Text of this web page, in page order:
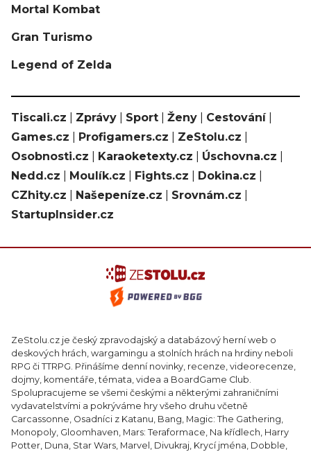
Mortal Kombat
Gran Turismo
Legend of Zelda
Tiscali.cz Zprávy Sport Ženy Cestování|
Games.cz
Profigamers.cz ZeStolu.cz
Osobnosti.cz
Karaoketexty.cz Úschovna.cz
Nedd.cz
Moulík.cz Fights.cz Dokina.cz
CZhity.cz
Našepeníze.cz Srovnám.cz
StartupInsider.cz
ZeStolu.cz je český zpravodajský a databázový herní web o
deskových hrách, wargamingu a stolních hrách na hrdiny neboli
RPG či TTRPG. Přinášíme denní novinky, recenze, videorecenze,
dojmy, komentáře, témata, videa a BoardGame Club.
Spolupracujeme se všemi českými a některými zahraničními
vydavatelstvími a pokrýváme hry všeho druhu včetně
Carcassonne, Osadníci z Katanu, Bang, Magic: The Gathering,
Monopoly, Gloomhaven, Mars: Teraformace, Na křídlech, Harry
Potter, Duna, Star Wars, Marvel, Divukraj, Krycí jména, Dobble,